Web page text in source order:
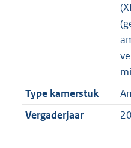
Type kamerstuk
Vergaderjaar